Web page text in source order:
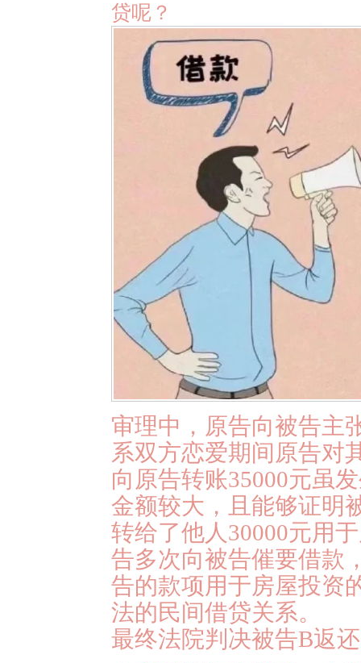
贷呢？
审理中，原告向被告主
系双方恋爱期间原告对
向原告转账35000元虽
金额较大，且能够证明
转给了他人30000元用
告多次向被告催要借款
告的款项用于房屋投资
法的民间借贷关系。
最终法院判决被告B返